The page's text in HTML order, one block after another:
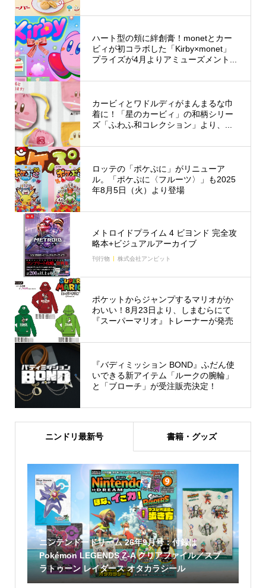
ハート型の頬に絆創膏！monetとカー
ビィが初コラボした「Kirby×monet」
プライズが4月よりアミューズメント...
カービィとワドルディがまんまるな巾
着に！「星のカービィ」の和柄シリー
ズ「ふわふ和コレクション」より、...
ロッテの「ポケぷに」がリニューア
ル。「ポケぷに〈フルーツ〉」も2025
年8月5日（火）より登場
メトロイドプライム 4 ビヨンド 完全攻
略本+ビジュアルアーカイブ
刊行物 株式会社アンビット
ポケットからジャンプするマリオがか
わいい！8月23日より、しまむらにて
『スーパーマリオ』トレーナーが発売
『バディミッション BOND』ふだん使
いできる新アイテム「ルークの腕輪」
と「ブローチ」が受注販売決定！
ニンドリ最新号 書籍・グッズ
ニンテンドードリーム 26年9月号：付録は
Pokémon LEGENDS Z-A クリアファイル／スプ
ラトゥーン レイダース オタカラシール